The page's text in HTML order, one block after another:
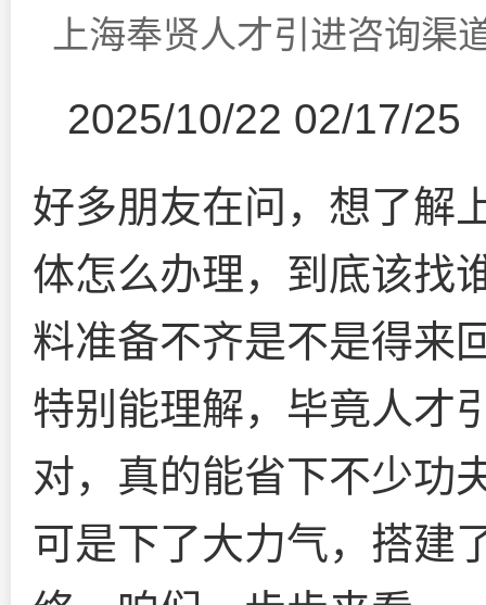
上海奉贤人才引进咨询渠
2025/10/22 02/17/25
好多朋友在问，想了解
体怎么办理，到底该找
料准备不齐是不是得来
特别能理解，毕竟人才
对，真的能省下不少功
可是下了大力气，搭建